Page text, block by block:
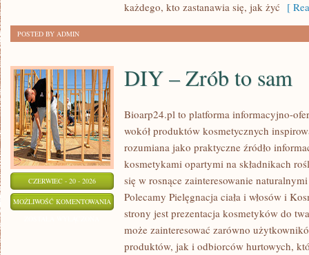
każdego, kto zastanawia się, jak żyć [
POSTED BY ADMIN
CZERWIEC - 20 - 2026
MOŻLIWOŚĆ KOMENTOWANIA
ZRÓB
DIY – Zrób to sam
Bioarp24.pl to platforma informacyjno-
wokół produktów kosmetycznych
rozumiana jako praktyczne źródło
kosmetykami opartymi na składnikach
się w rosnące zainteresowanie
Polecamy Pielęgnacja ciała i włosów i
strony jest prezentacja kosmetyków do
może zainteresować zarówno
produktów, jak i odbiorców hurtowych,